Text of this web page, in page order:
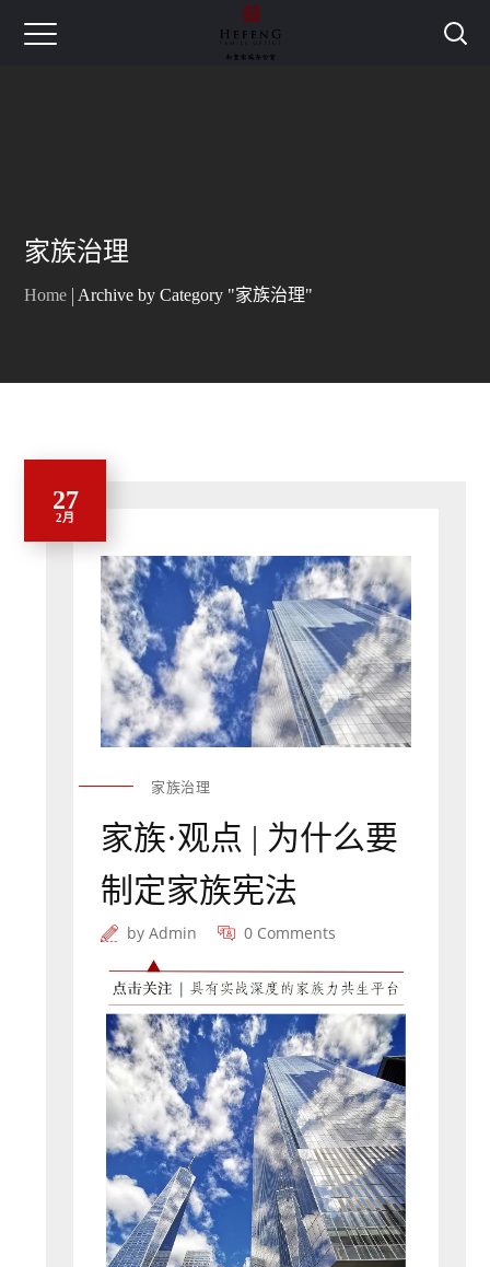
家族治理
Home Archive by Category "家族治理"
27
2月
家族治理
家族·观点 | 为什么要
制定家族宪法
byAdmin 0 Comments